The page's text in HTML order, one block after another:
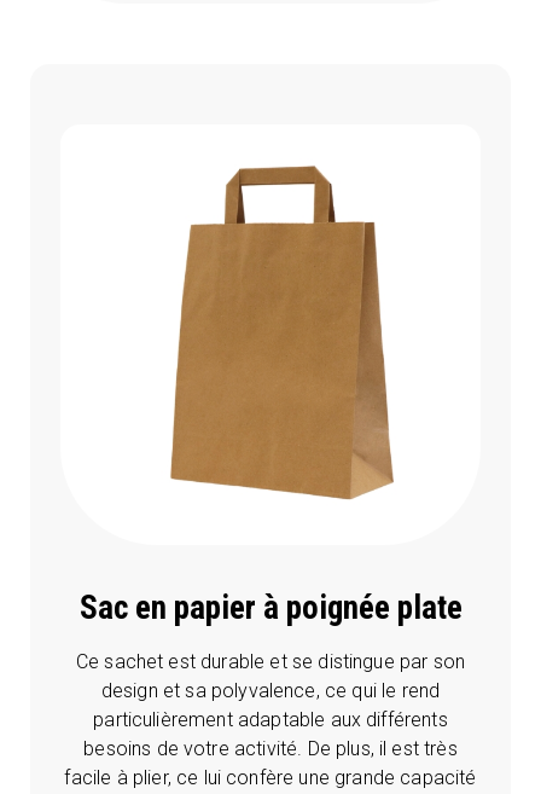
Sac en papier à poignée plate
Ce sachet est durable et se distingue par son
design et sa polyvalence, ce qui le rend
particulièrement adaptable aux différents
besoins de votre activité. De plus, il est très
facile à plier, ce lui confère une grande capacité